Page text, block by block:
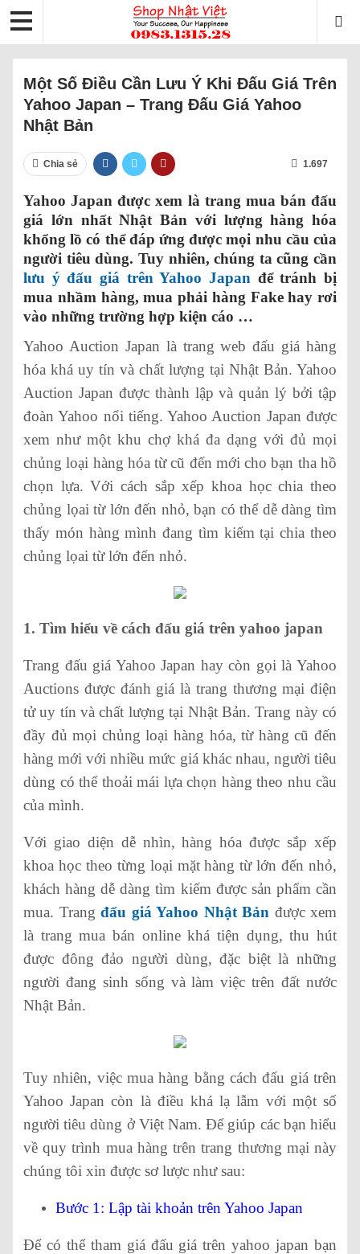
Một Số Điều Cần Lưu Ý Khi Đấu Giá Trên
Yahoo Japan – Trang Đấu Giá Yahoo
Nhật Bản
Chia sẻ 1.697
Yahoo Japan được xem là trang mua bán đấu
giá lớn nhất Nhật Bản với lượng hàng hóa
khổng lồ có thể đáp ứng được mọi nhu cầu của
người tiêu dùng. Tuy nhiên, chúng ta cũng cần
lưu ý đấu giá trên Yahoo Japan để tránh bị
mua nhầm hàng, mua phải hàng Fake hay rơi
vào những trường hợp kiện cáo …
Yahoo Auction Japan là trang web đấu giá hàng
hóa khá uy tín và chất lượng tại Nhật Bản. Yahoo
Auction Japan được thành lập và quản lý bởi tập
đoàn Yahoo nổi tiếng. Yahoo Auction Japan được
xem như một khu chợ khá đa dạng với đủ mọi
chủng loại hàng hóa từ cũ đến mới cho bạn tha hồ
chọn lựa. Với cách sắp xếp khoa học chia theo
chủng lọai từ lớn đến nhỏ, bạn có thể dễ dàng tìm
thấy món hàng mình đang tìm kiếm tại chia theo
chủng lọai từ lớn đến nhỏ.
1. Tìm hiểu về cách đấu giá trên yahoo japan
Trang đấu giá Yahoo Japan hay còn gọi là Yahoo
Auctions được đánh giá là trang thương mại điện
tử uy tín và chất lượng tại Nhật Bản. Trang này có
đầy đủ mọi chủng loại hàng hóa, từ hàng cũ đến
hàng mới với nhiều mức giá khác nhau, người tiêu
dùng có thể thoải mái lựa chọn hàng theo nhu cầu
của mình.
Với giao diện dễ nhìn, hàng hóa được sắp xếp
khoa học theo từng loại mặt hàng từ lớn đến nhỏ,
khách hàng dễ dàng tìm kiếm được sản phẩm cần
mua. Trang đấu giá Yahoo Nhật Bản được xem
là trang mua bán online khá tiện dụng, thu hút
được đông đảo người dùng, đặc biệt là những
người đang sinh sống và làm việc trên đất nước
Nhật Bản.
Tuy nhiên, việc mua hàng bằng cách đấu giá trên
Yahoo Japan còn là điều khá lạ lẫm với một số
người tiêu dùng ở Việt Nam. Để giúp các bạn hiểu
về quy trình mua hàng trên trang thương mại này
chúng tôi xin được sơ lược như sau:
Bước 1: Lập tài khoản trên Yahoo Japan
Để có thể tham giá đấu giá trên yahoo japan bạn